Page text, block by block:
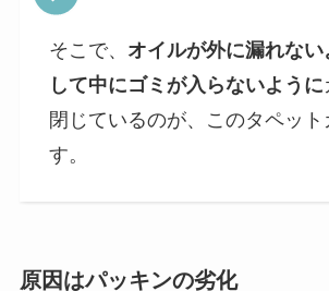
そこで、 オイルが外に漏れない
して中にゴミが入らないように
閉じているのが、このタペッ
す。
原因はパッキンの劣化